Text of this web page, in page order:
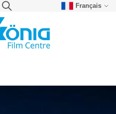
Search
Français